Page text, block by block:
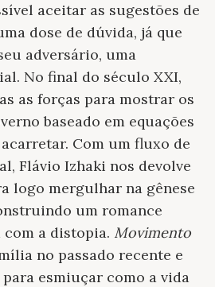
aceitar as sugestões de
dose de dúvida, já que
adversário, uma
No final do século XXI,
as forças para mostrar os
baseado em equações
Com um fluxo de
Flávio Izhaki nos devolve
logo mergulhar na gênese
um romance
a distopia. Movimento
no passado recente e
esmiuçar como a vida